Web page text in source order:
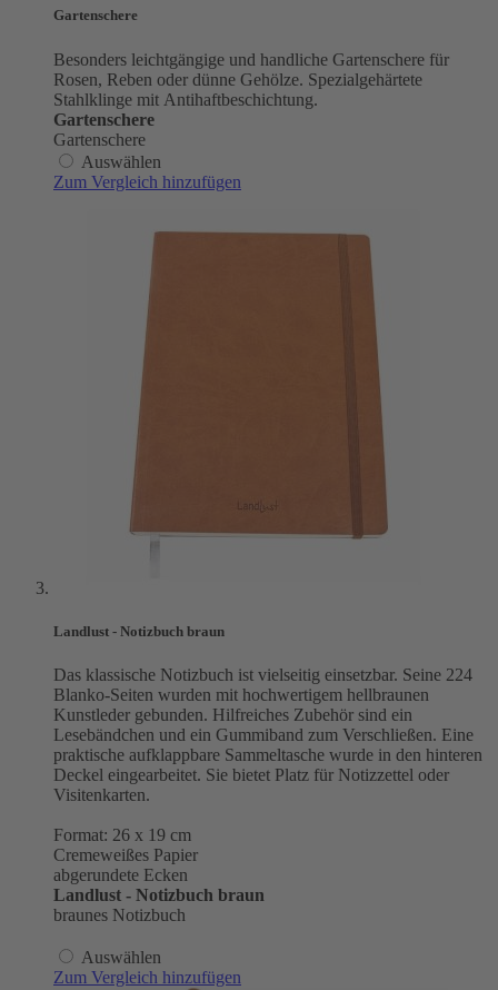
Gartenschere
Besonders leichtgängige und handliche Gartenschere für
Rosen, Reben oder dünne Gehölze. Spezialgehärtete
Stahlklinge mit Antihaftbeschichtung.
Gartenschere
Gartenschere
Auswählen
Zum Vergleich hinzufügen
Landlust - Notizbuch braun
Das klassische Notizbuch ist vielseitig einsetzbar. Seine 224
Blanko-Seiten wurden mit hochwertigem hellbraunen
Kunstleder gebunden. Hilfreiches Zubehör sind ein
Lesebändchen und ein Gummiband zum Verschließen. Eine
praktische aufklappbare Sammeltasche wurde in den hinteren
Deckel eingearbeitet. Sie bietet Platz für Notizzettel oder
Visitenkarten.
Format: 26 x 19 cm
Cremeweißes Papier
abgerundete Ecken
Landlust - Notizbuch braun
braunes Notizbuch
Auswählen
Zum Vergleich hinzufügen